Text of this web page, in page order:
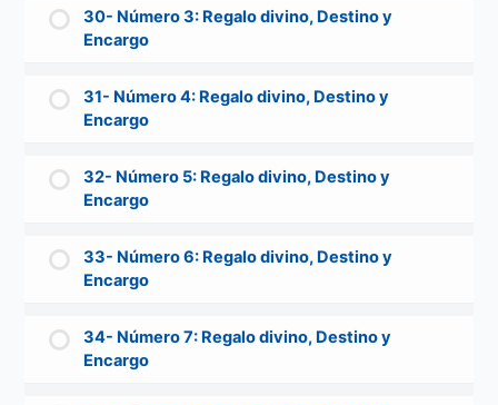
30- Número 3: Regalo divino, Destino y
Encargo
31- Número 4: Regalo divino, Destino y
Encargo
32- Número 5: Regalo divino, Destino y
Encargo
33- Número 6: Regalo divino, Destino y
Encargo
34- Número 7: Regalo divino, Destino y
Encargo